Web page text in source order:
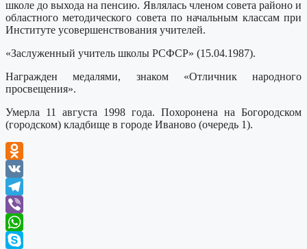
школе до выхода на пенсию. Являлась членом совета районо и
областного методического совета по начальным классам при
Институте усовершенствования учителей.
«Заслуженный учитель школы РСФСР» (15.04.1987).
Награжден медалями, знаком «Отличник народного
просвещения».
Умерла 11 августа 1998 года. Похоронена на Богородском
(городском) кладбище в городе Иваново (очередь 1).
Odnoklassniki
VK
Telegram
Viber
WhatsApp